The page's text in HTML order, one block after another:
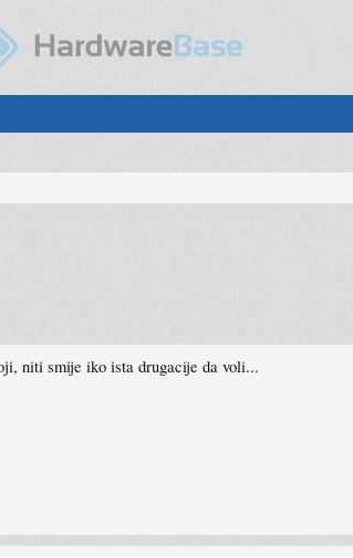
niti smije iko ista drugacije da voli...